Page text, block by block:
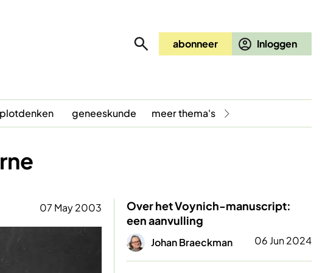
abonneer
geneeskunde meer thema's
07 May 2003
Over het Voynich-manuscript:
een aanvulling
AfbeeldingJohan Braeckman 06 Jun 2024